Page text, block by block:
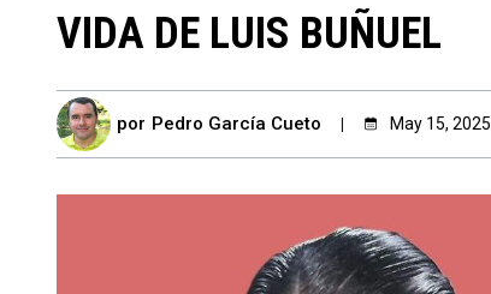
VIDA DE LUIS BUÑUEL
por Pedro García Cueto May 15, 2025